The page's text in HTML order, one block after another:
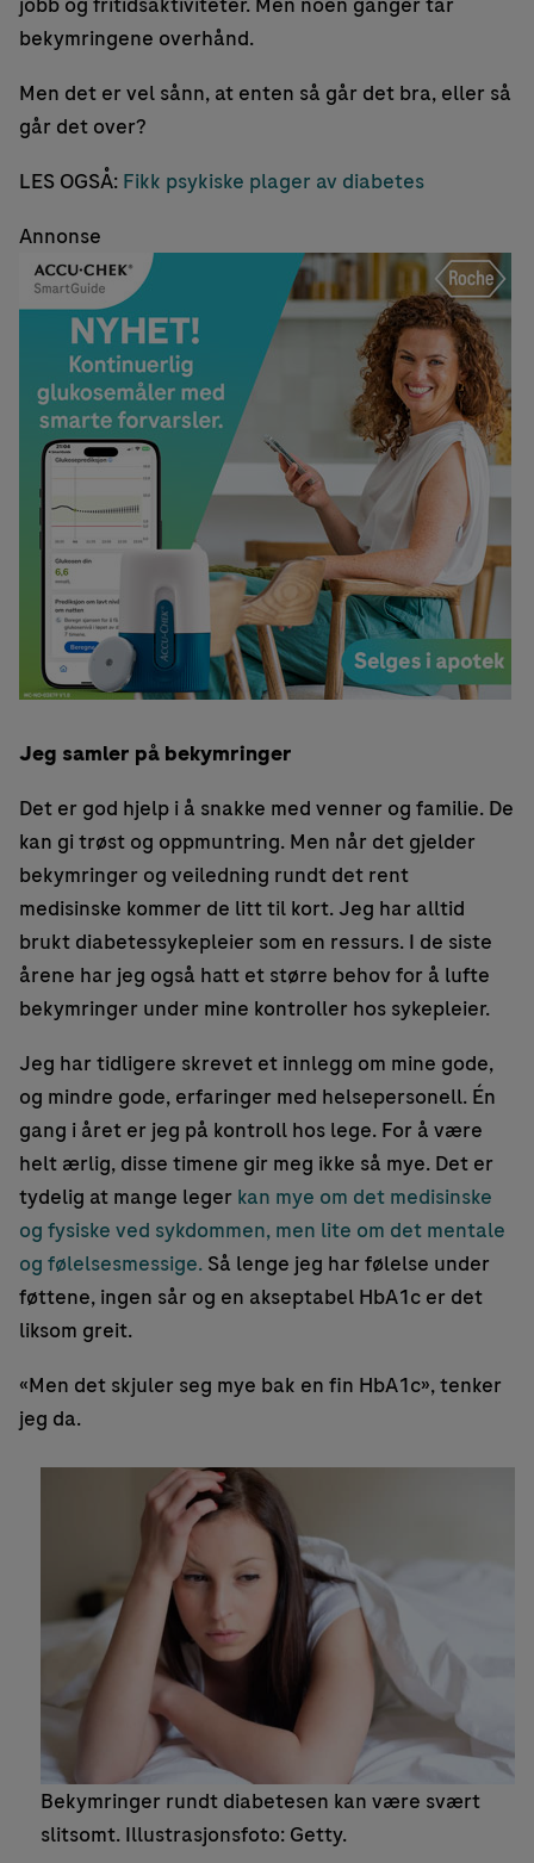
bekymringene overhånd.
Men det er vel sånn, at enten så går det bra, eller så
går det over?
LES OGSÅ: Fikk psykiske plager av diabetes
Annonse
Jeg samler på bekymringer
Det er god hjelp i å snakke med venner og familie. De
kan gi trøst og oppmuntring. Men når det gjelder
bekymringer og veiledning rundt det rent
medisinske kommer de litt til kort. Jeg har alltid
brukt diabetessykepleier som en ressurs. I de siste
årene har jeg også hatt et større behov for å lufte
bekymringer under mine kontroller hos sykepleier.
Jeg har tidligere skrevet et innlegg om mine gode,
og mindre gode, erfaringer med helsepersonell. Én
gang i året er jeg på kontroll hos lege. For å være
helt ærlig, disse timene gir meg ikke så mye. Det er
tydelig at mange leger kan mye om det medisinske
og fysiske ved sykdommen, men lite om det mentale
og følelsesmessige. Så lenge jeg har følelse under
føttene, ingen sår og en akseptabel HbA1c er det
liksom greit.
«Men det skjuler seg mye bak en fin HbA1c», tenker
jeg da.
Bekymringer rundt diabetesen kan være svært
slitsomt. Illustrasjonsfoto: Getty.